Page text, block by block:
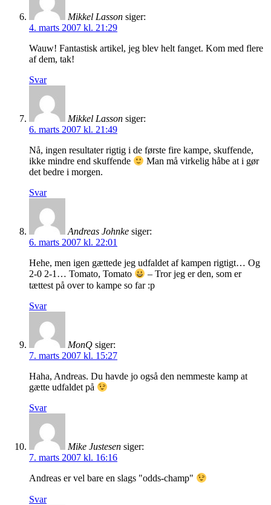
Mikkel Lasson siger:
4. marts 2007 kl. 21:29
Wauw! Fantastisk artikel, jeg blev helt fanget. Kom med flere
af dem, tak!
Svar
Mikkel Lasson siger:
6. marts 2007 kl. 21:49
Nå, ingen resultater rigtig i de første fire kampe, skuffende,
ikke mindre end skuffende
Man må virkelig håbe at i gør
det bedre i morgen.
Svar
Andreas Johnke siger:
6. marts 2007 kl. 22:01
Hehe, men igen gættede jeg udfaldet af kampen rigtigt… Og
2-0 2-1… Tomato, Tomato
– Tror jeg er den, som er
tættest på over to kampe so far :p
Svar
MonQ siger:
7. marts 2007 kl. 15:27
Haha, Andreas. Du havde jo også den nemmeste kamp at
gætte udfaldet på
Svar
Mike Justesen siger:
7. marts 2007 kl. 16:16
Andreas er vel bare en slags "odds-champ"
Svar